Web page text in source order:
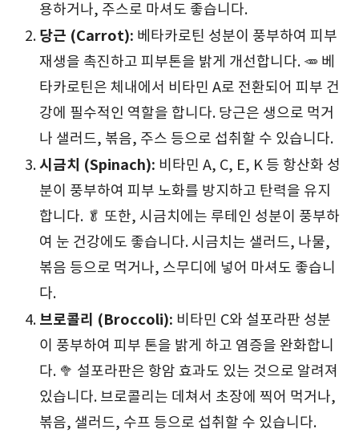
용하거나, 주스로 마셔도 좋습니다.
당근 (Carrot): 베타카로틴 성분이 풍부하여 피부
재생을 촉진하고 피부톤을 밝게 개선합니다. 🥕 베
타카로틴은 체내에서 비타민 A로 전환되어 피부 건
강에 필수적인 역할을 합니다. 당근은 생으로 먹거
나 샐러드, 볶음, 주스 등으로 섭취할 수 있습니다.
시금치 (Spinach): 비타민 A, C, E, K 등 항산화 성
분이 풍부하여 피부 노화를 방지하고 탄력을 유지
합니다. 🥬 또한, 시금치에는 루테인 성분이 풍부하
여 눈 건강에도 좋습니다. 시금치는 샐러드, 나물,
볶음 등으로 먹거나, 스무디에 넣어 마셔도 좋습니
다.
브로콜리 (Broccoli): 비타민 C와 설포라판 성분
이 풍부하여 피부 톤을 밝게 하고 염증을 완화합니
다. 🥦 설포라판은 항암 효과도 있는 것으로 알려져
있습니다. 브로콜리는 데쳐서 초장에 찍어 먹거나,
볶음, 샐러드, 수프 등으로 섭취할 수 있습니다.